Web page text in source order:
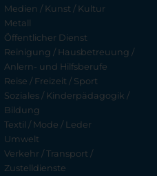
Medien / Kunst / Kultur
Metall
Öffentlicher Dienst
Reinigung / Hausbetreuung /
Anlern- und Hilfsberufe
Reise / Freizeit / Sport
Soziales / Kinderpädagogik /
Bildung
Textil / Mode / Leder
Umwelt
Verkehr / Transport /
Zustelldienste